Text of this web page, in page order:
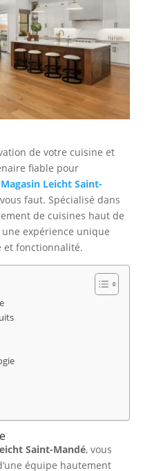
de votre cuisine et
fiable pour
Magasin Leicht Saint-
faut. Spécialisé dans
de cuisines haut de
expérience unique
et fonctionnalité.
Saint-Mandé, vous
équipe hautement